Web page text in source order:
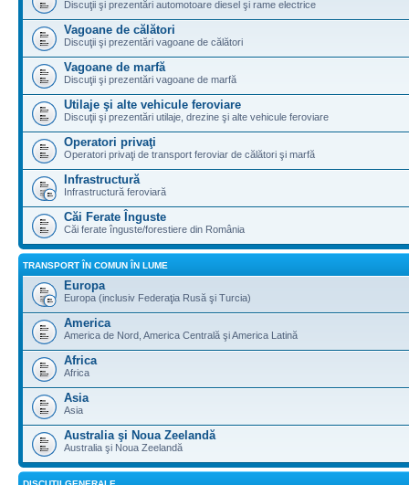
Discuţii şi prezentări automotoare diesel şi rame electrice
Vagoane de călători
Discuţii şi prezentări vagoane de călători
Vagoane de marfă
Discuţii şi prezentări vagoane de marfă
Utilaje şi alte vehicule feroviare
Discuţii şi prezentări utilaje, drezine şi alte vehicule feroviare
Operatori privaţi
Operatori privaţi de transport feroviar de călători şi marfă
Infrastructură
Infrastructură feroviară
Căi Ferate Înguste
Căi ferate înguste/forestiere din România
TRANSPORT ÎN COMUN ÎN LUME
Europa
Europa (inclusiv Federaţia Rusă şi Turcia)
America
America de Nord, America Centrală şi America Latină
Africa
Africa
Asia
Asia
Australia şi Noua Zeelandă
Australia şi Noua Zeelandă